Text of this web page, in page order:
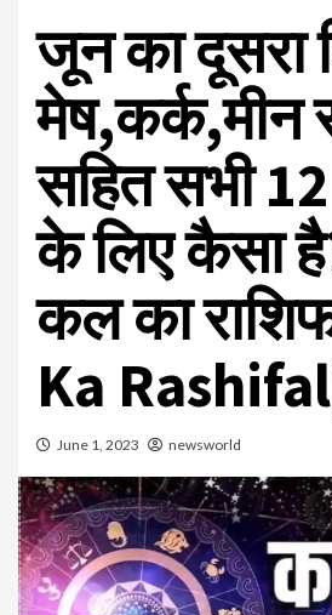
जून का दूसरा
मेष,कर्क,मीन
सहित सभी 12
के लिए कैसा
कल का
Ka
June 1, 2023 newsworld